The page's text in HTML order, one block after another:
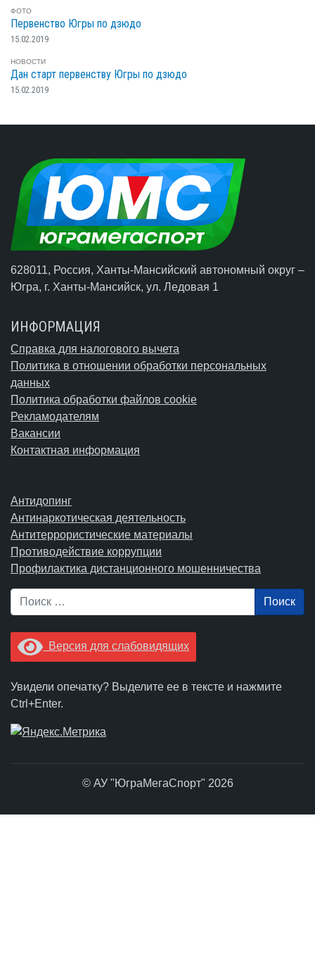
ФОТО
Первенство Югры по дзюдо
15.02.2019
НОВОСТИ
Дан старт первенству Югры по дзюдо
15.02.2019
628011, Россия, Ханты-Мансийский автономный округ –
Югра, г. Ханты-Мансийск, ул. Ледовая 1
ИНФОРМАЦИЯ
Справка для налогового вычета
Политика в отношении обработки персональных
данных
Политика обработки файлов cookie
Рекламодателям
Вакансии
Контактная информация
Антидопинг
Антинаркотическая деятельность
Антитеррористические материалы
Противодействие коррупции
Профилактика дистанционного мошенничества
Поиск
Версия для слабовидящих
Увидели опечатку? Выделите ее в тексте и нажмите
Ctrl+Enter.
© АУ "ЮграМегаСпорт" 2026